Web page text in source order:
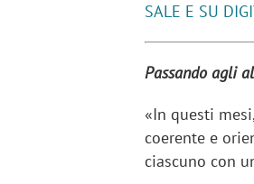
SALE E SU
Passando agli
«In questi
coerente e
ciascuno con
crea un brand food:
«La